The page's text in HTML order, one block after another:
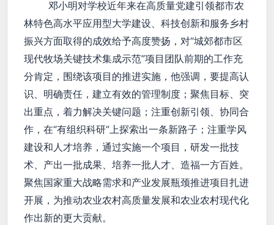
邓小明对学校近年来在高质量党建引领都市农
林特色高水平应用型大学建设、科技创新和服务乡村
振兴方面取得的成效给予高度赞扬，对“城郊都市区
现代牧场关键技术集成示范”项目团队前期的工作充
分肯定，围绕该项目的推进实施，他强调，要提高认
识、明确责任，建立有效的管理制度；聚焦目标、突
出重点，着力解决关键问题；注重创新引领、协同合
作，在“有组织科研”上探索出一条新路子；注重学风
建设和人才培养，通过实施一个项目，研发一批技
术、产出一批成果、培养一批人才、造福一方百姓。
聚焦国家重大战略需求和产业发展瓶颈推进项目扎进
开展，为推动农业农村高质量发展和农业农村现代化
作出新的更大贡献。